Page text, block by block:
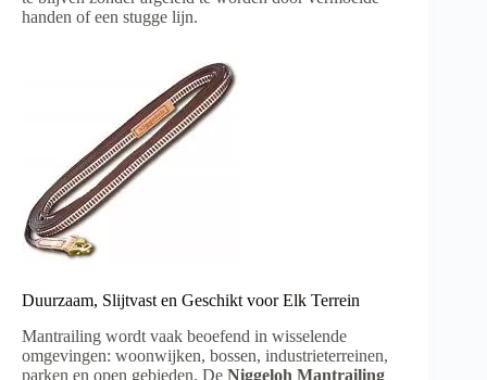
handen of een stugge lijn.
Duurzaam, Slijtvast en Geschikt voor Elk Terrein
Mantrailing wordt vaak beoefend in wisselende
omgevingen: woonwijken, bossen, industrieterreinen,
parken en open gebieden. De Niggeloh Mantrailing